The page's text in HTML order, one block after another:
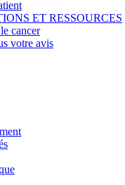
ET RESSOURCES
cancer
votre avis